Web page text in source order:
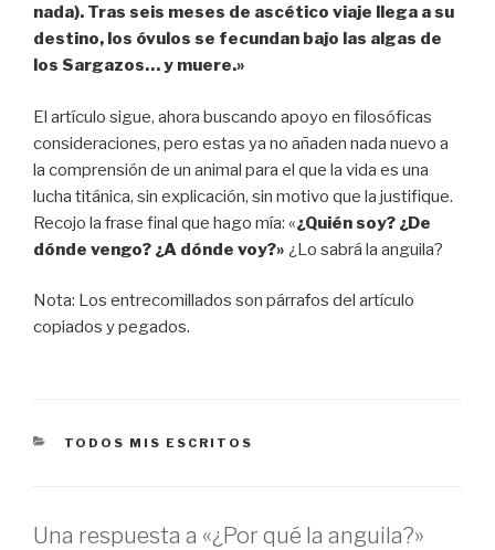
nada). Tras seis meses de ascético viaje llega a su
destino, los óvulos se fecundan bajo las algas de
los Sargazos… y muere.»
El artículo sigue, ahora buscando apoyo en filosóficas
consideraciones, pero estas ya no añaden nada nuevo a
la comprensión de un animal para el que la vida es una
lucha titánica, sin explicación, sin motivo que la justifique.
Recojo la frase final que hago mía: «¿Quién soy? ¿De
dónde vengo? ¿A dónde voy?» ¿Lo sabrá la anguila?
Nota: Los entrecomillados son párrafos del artículo
copiados y pegados.
CATEGORÍAS
TODOS MIS ESCRITOS
Una respuesta a «¿Por qué la anguila?»